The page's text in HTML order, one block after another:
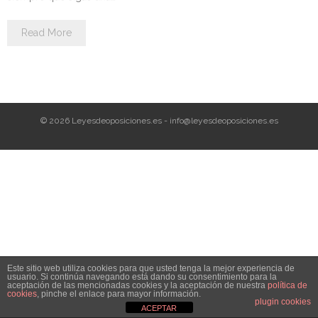
Personalidad Jurídica PROPIA
- La Administración Pública en La Constitución
TIENDA Test PDF
2025
- OPOSICIÓN Gestión Procesal, turno libre – 2025
Read More
© 2026 Leyesdeoposiciones.es - info@leyesdeoposiciones.es
Este sitio web utiliza cookies para que usted tenga la mejor experiencia de
usuario. Si continúa navegando está dando su consentimiento para la
aceptación de las mencionadas cookies y la aceptación de nuestra política de
cookies, pinche el enlace para mayor información.
plugin cookies
ACEPTAR